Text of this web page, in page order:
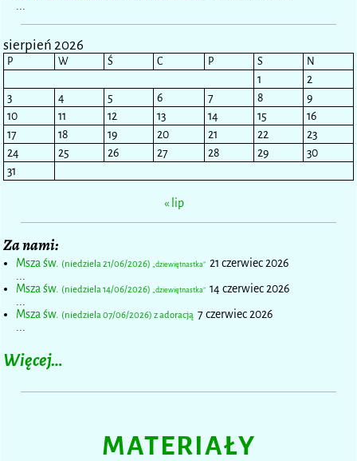
sierpień 2026
P W Ś C P S N
1
2
3
4 5 6 7 8
9
10
11 12 13 14 15
16
17
18 19 20 21 22
23
24
25 26 27 28 29
30
31
« lip
Za nami:
Msza św. (niedziela 21/06/2026) „dziewiętnastka” 21 czerwiec 2026
...
Msza św. (niedziela 14/06/2026) „dziewiętnastka” 14 czerwiec 2026
...
Msza św. (niedziela 07/06/2026) z adoracją 7 czerwiec 2026
...
Więcej…
MATERIAŁY